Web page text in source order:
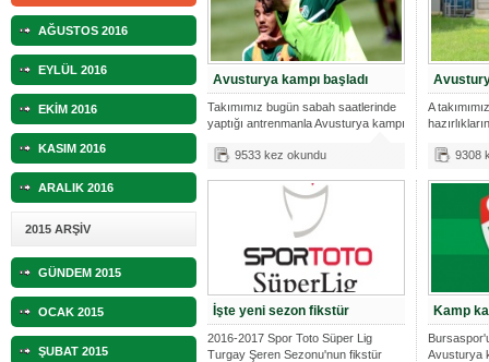
AĞUSTOS 2016
EYLÜL 2016
EKİM 2016
KASIM 2016
ARALIK 2016
2015 ARŞİV
GÜNDEM 2015
OCAK 2015
ŞUBAT 2015
Avusturya kampı başladı
Takımımız bugün sabah saatlerinde
yaptığı antrenmanla Avusturya kampı
9533 kez okundu
A
9308
İşte yeni sezon fikstür
2016-2017 Spor Toto Süper Lig
Turgay Şeren Sezonu'nun fikstür
Kamp
Avusturya